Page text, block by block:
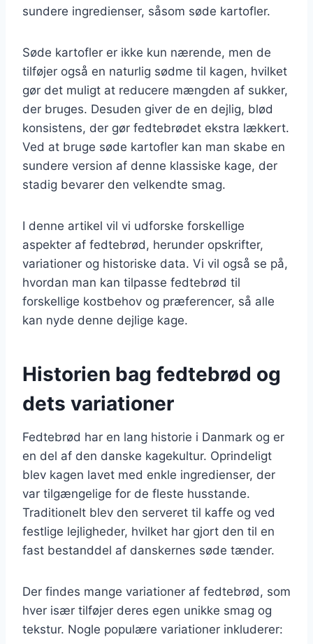
sundere ingredienser, såsom søde kartofler.
Søde kartofler er ikke kun nærende, men de
tilføjer også en naturlig sødme til kagen, hvilket
gør det muligt at reducere mængden af sukker,
der bruges. Desuden giver de en dejlig, blød
konsistens, der gør fedtebrødet ekstra lækkert.
Ved at bruge søde kartofler kan man skabe en
sundere version af denne klassiske kage, der
stadig bevarer den velkendte smag.
I denne artikel vil vi udforske forskellige
aspekter af fedtebrød, herunder opskrifter,
variationer og historiske data. Vi vil også se på,
hvordan man kan tilpasse fedtebrød til
forskellige kostbehov og præferencer, så alle
kan nyde denne dejlige kage.
Historien bag fedtebrød og
dets variationer
Fedtebrød har en lang historie i Danmark og er
en del af den danske kagekultur. Oprindeligt
blev kagen lavet med enkle ingredienser, der
var tilgængelige for de fleste husstande.
Traditionelt blev den serveret til kaffe og ved
festlige lejligheder, hvilket har gjort den til en
fast bestanddel af danskernes søde tænder.
Der findes mange variationer af fedtebrød, som
hver især tilføjer deres egen unikke smag og
tekstur. Nogle populære variationer inkluderer: